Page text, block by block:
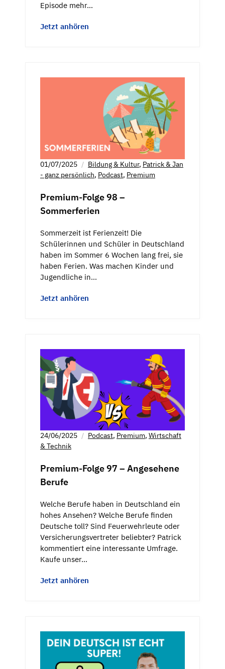
Episode mehr…
Jetzt anhören
01/07/2025 Bildung & Kultur, Patrick & Jan
- ganz persönlich, Podcast, Premium
Premium-Folge 98 –
Sommerferien
Sommerzeit ist Ferienzeit! Die
Schülerinnen und Schüler in Deutschland
haben im Sommer 6 Wochen lang frei, sie
haben Ferien. Was machen Kinder und
Jugendliche in…
Jetzt anhören
24/06/2025 Podcast, Premium, Wirtschaft
& Technik
Premium-Folge 97 – Angesehene
Berufe
Welche Berufe haben in Deutschland ein
hohes Ansehen? Welche Berufe finden
Deutsche toll? Sind Feuerwehrleute oder
Versicherungsvertreter beliebter? Patrick
kommentiert eine interessante Umfrage.
Kaufe unser…
Jetzt anhören